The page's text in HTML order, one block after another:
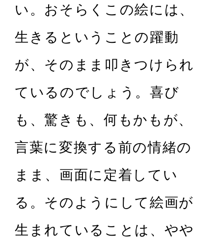
い。おそらくこの絵には、
生きるということの躍動
が、そのまま叩きつけられ
ているのでしょう。喜び
も、驚きも、何もかもが、
言葉に変換する前の情緒の
まま、画面に定着してい
る。そのようにして絵画が
生まれていることは、やや